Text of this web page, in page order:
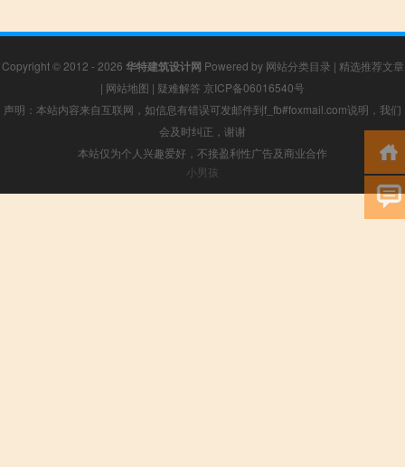
Copyright © 2012 - 2026 华特建筑设计网 Powered by 网站分类目录 | 精选推荐文章
| 网站地图 | 疑难解答 京ICP备06016540号
声明：本站内容来自互联网，如信息有错误可发邮件到f_fb#foxmail.com说明，我们
会及时纠正，谢谢
本站仅为个人兴趣爱好，不接盈利性广告及商业合作
小男孩